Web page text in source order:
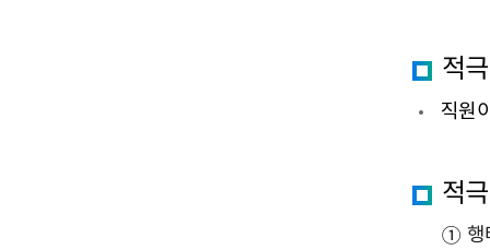
소개
적
직원
적
① 행